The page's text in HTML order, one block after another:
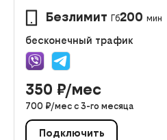
Безлимит Гб200 мин
бесконечный трафик
350 ₽/мес
700 ₽/мес с 3-го месяца
Подключить